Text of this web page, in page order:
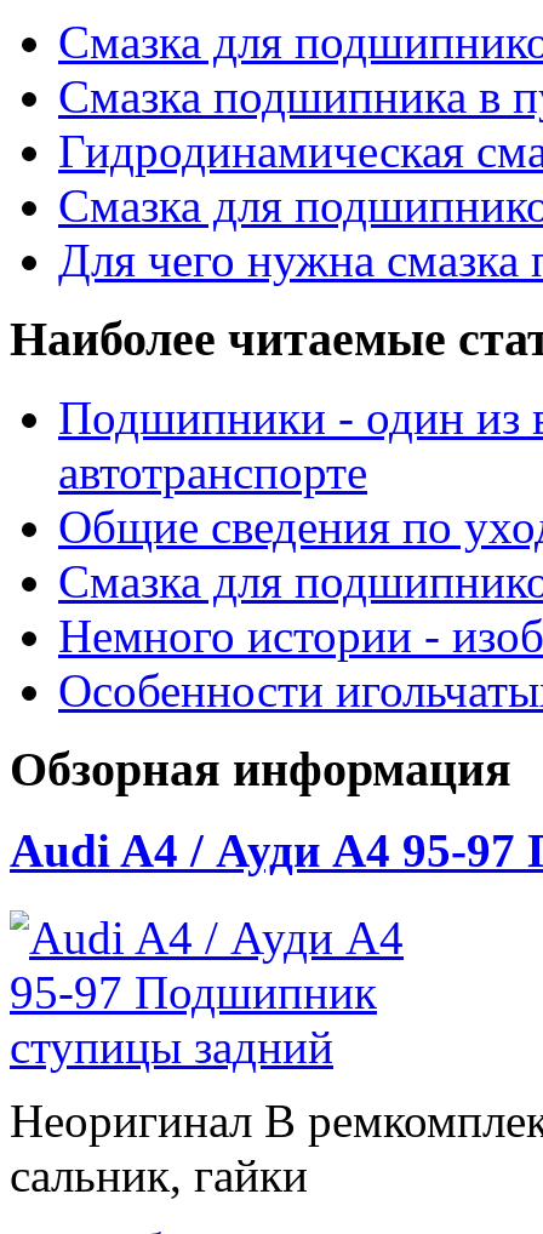
Смазка для
Смазка подшипника в
Гидродинамическая
Смазка для
Для чего нужна
Наиболее читаемые
Подшипники - один из
автотранспорте
Общие сведения по
Смазка для
Немного истории -
Особенности
Обзорная информация
Audi A4 / Ауди А4 95-97
Неоригинал В
сальник, гайки